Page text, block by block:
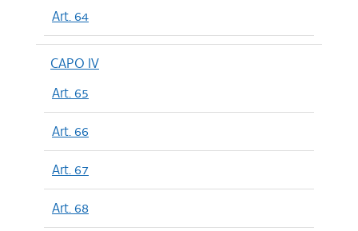
Art. 64
CAPO IV
Art. 65
Art. 66
Art. 67
Art. 68